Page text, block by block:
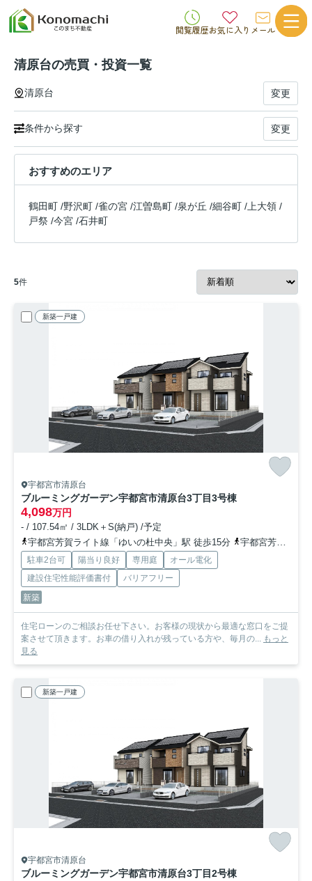
閲覧履歴お気に入り メール
清原台の売買・投資一覧
清原台 変更
条件から探す 変更
おすすめのエリア
鶴田町 /野沢町 /雀の宮 /江曽島町 /泉が丘 /細谷町 / 上大領 /
戸祭 /今宮 /石井町
5件
新築一戸建
宇都宮市清原台
ブルーミングガーデン宇都宮市清原台3丁目3号棟
4,098万円
- / 107.54㎡ / 3LDK＋S(納戸) /予定
宇都宮芳賀ライト線「ゆいの杜中央」駅 徒歩15分
宇都宮芳賀ライト線「グリーンスタジアム前」駅 徒歩16分
駐車2台可 陽当り良好 専用庭
オール電化
建設住宅性能評価書付
バリアフリー
新築
住宅ローンのご相談お任せ下さい。お客様の現状から最適な窓口をご提
案させて頂きます。お車の借り入れが残っている方や、毎月の...
もっと
見る
新築一戸建
宇都宮市清原台
ブルーミングガーデン宇都宮市清原台3丁目2号棟